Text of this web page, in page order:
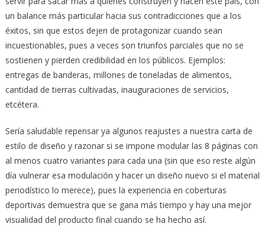
un balance más particular hacia sus contradicciones que a los
éxitos, sin que estos dejen de protagonizar cuando sean
incuestionables, pues a veces son triunfos parciales que no se
sostienen y pierden credibilidad en los públicos. Ejemplos:
entregas de banderas, millones de toneladas de alimentos,
cantidad de tierras cultivadas, inauguraciones de servicios,
etcétera.
Sería saludable repensar ya algunos reajustes a nuestra carta de
estilo de diseño y razonar si se impone modular las 8 páginas con
al menos cuatro variantes para cada una (sin que eso reste algún
día vulnerar esa modulación y hacer un diseño nuevo si el material
periodístico lo merece), pues la experiencia en coberturas
deportivas demuestra que se gana más tiempo y hay una mejor
visualidad del producto final cuando se ha hecho así.